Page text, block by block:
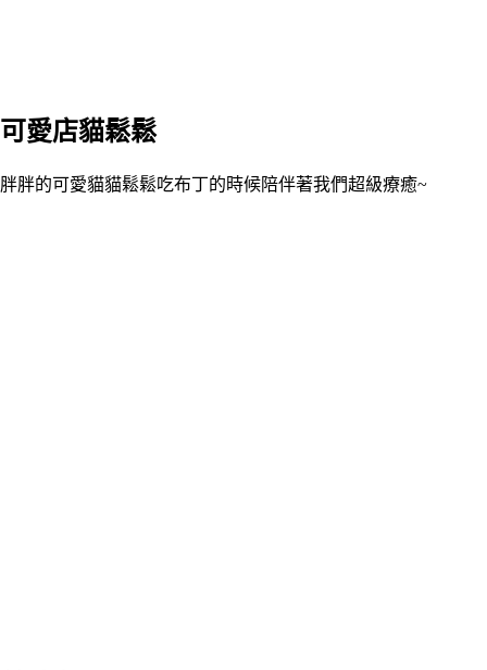
可愛店貓鬆鬆
胖胖的可愛貓貓鬆鬆吃布丁的時候陪伴著我們超級療癒~